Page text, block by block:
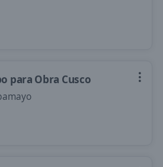
para Obra Cusco